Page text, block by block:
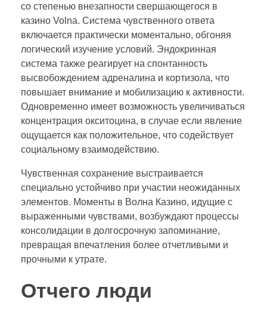
со степенью внезапности свершающегося в
казино Volna. Система чувственного ответа
включается практически моментально, обгоняя
логический изучение условий. Эндокринная
система также реагирует на спонтанность
высвобождением адреналина и кортизола, что
повышает внимание и мобилизацию к активности.
Одновременно имеет возможность увеличиваться
концентрация окситоцина, в случае если явление
ощущается как положительное, что содействует
социальному взаимодействию.
Чувственная сохранение выстраивается
специально устойчиво при участии неожиданных
элементов. Моменты в Волна Казино, идущие с
выраженными чувствами, возбуждают процессы
консолидации в долгосрочную запоминание,
превращая впечатления более отчетливыми и
прочными к утрате.
Отчего люди